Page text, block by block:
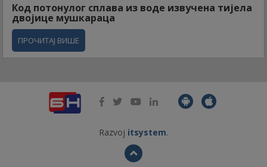
Код потонулог сплава из воде извучена тијела
двојице мушкараца
ПРОЧИТАЈ ВИШЕ
Razvoj itsystem.